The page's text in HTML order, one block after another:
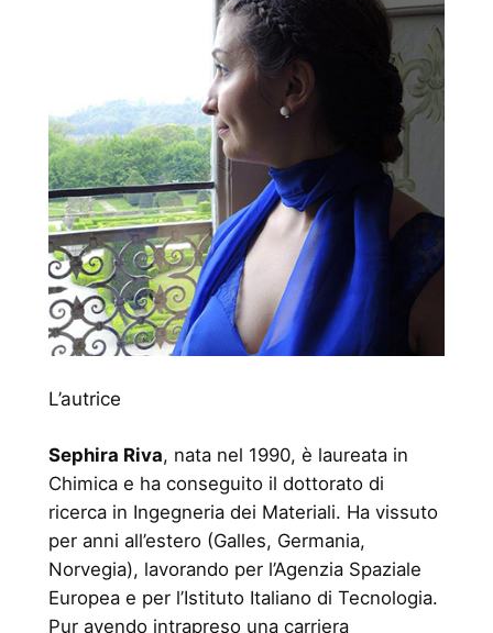
L’autrice
Sephira Riva, nata nel 1990, è laureata in
Chimica e ha conseguito il dottorato di
ricerca in Ingegneria dei Materiali. Ha vissuto
per anni all’estero (Galles, Germania,
Norvegia), lavorando per l’Agenzia Spaziale
Europea e per l’Istituto Italiano di Tecnologia.
Pur avendo intrapreso una carriera